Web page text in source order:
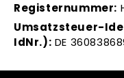
Registernummer:
Umsatzsteuer-
IdNr.): DE